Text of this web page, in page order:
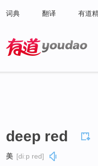
词典 翻译 有道
deep red
美 [diːp red]